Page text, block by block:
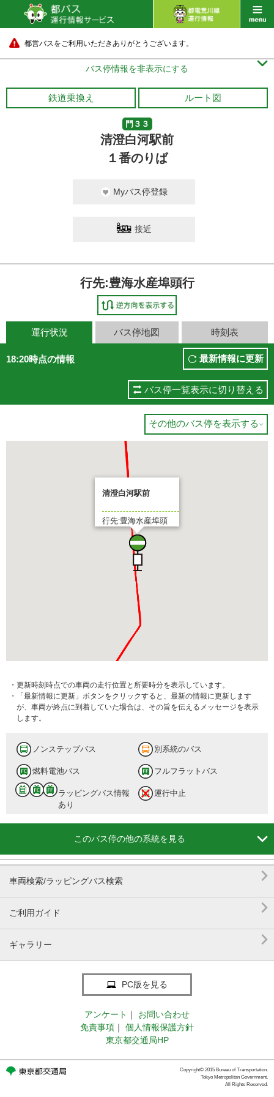
都営バスをご利用いただきありがとうございます。
バス停情報を非表示にする 
鉄道乗換え ルート図
門３３
清澄白河駅前
１番のりば
Myバス停登録
接近
行先:豊海水産埠頭行
運行状況 バス停地図 時刻表
18:20時点の情報 最新情報に更新
バス停一覧表示に切り替える
その他のバス停を表示する 
清澄白河駅前
行先:豊海水産埠頭
豊海水産埠頭
・更新時刻時点での車両の走行位置と所要時分を表示しています。
・「最新情報に更新」ボタンをクリックすると、最新の情報に更新します
が、車両が終点に到着していた場合は、その旨を伝えるメッセージを表示
します。
ノンステップバス 別系統のバス
燃料電池バス フルフラットバス
ラッピングバス情報
あり
運行中止
このバス停の他の系統を見る 
車両検索/ラッピングバス検索 
ご利用ガイド 
ギャラリー 
PC版を見る
アンケート ｜
お問い合わせ
免責事項 ｜
個人情報保護方針
東京都交通局HP
Copyright© 2015 Bureau of Transportation.
Tokyo Metropolitan Government.
All Rights Reserved.